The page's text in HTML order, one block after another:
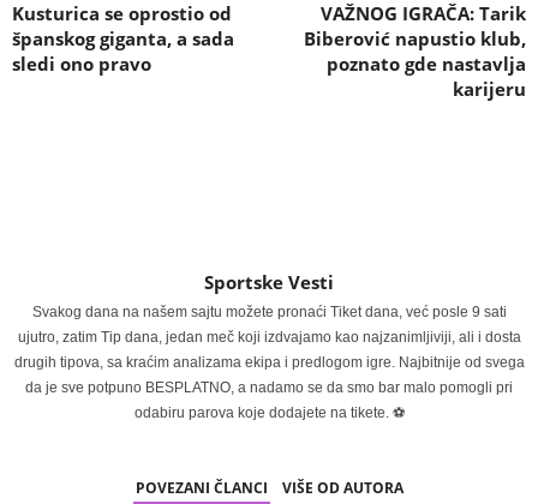
Kusturica se oprostio od
španskog giganta, a sada
sledi ono pravo
VAŽNOG IGRAČA: Tarik
Biberović napustio klub,
poznato gde nastavlja
karijeru
Sportske Vesti
Svakog dana na našem sajtu možete pronaći Tiket dana, već posle 9 sati
ujutro, zatim Tip dana, jedan meč koji izdvajamo kao najzanimljiviji, ali i dosta
drugih tipova, sa kraćim analizama ekipa i predlogom igre. Najbitnije od svega
da je sve potpuno BESPLATNO, a nadamo se da smo bar malo pomogli pri
odabiru parova koje dodajete na tikete. ⚽
POVEZANI ČLANCI VIŠE OD AUTORA